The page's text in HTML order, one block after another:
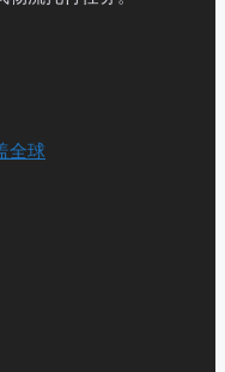
全球